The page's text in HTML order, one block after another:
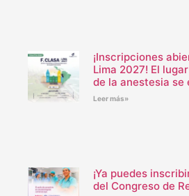
¡Inscripciones
Lima 2027! El
de la anestesia se
Leer más»
¡Ya puedes
del Congreso de